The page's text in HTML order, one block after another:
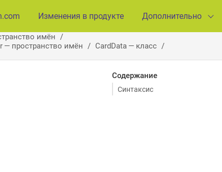
Изменения в продукте Дополнительно
имён
— пространство имён
CardData — класс
Содержание
Синтаксис